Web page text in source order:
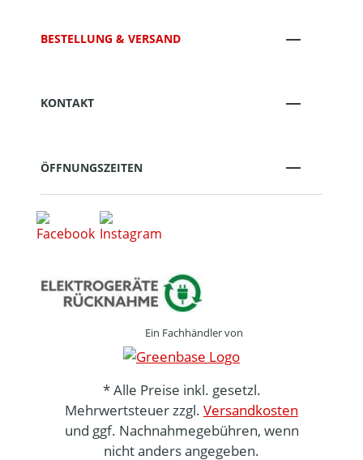
BESTELLUNG & VERSAND
KONTAKT
ÖFFNUNGSZEITEN
Ein Fachhändler von
* Alle Preise inkl. gesetzl.
Mehrwertsteuer zzgl. Versandkosten
und ggf. Nachnahmegebühren, wenn
nicht anders angegeben.